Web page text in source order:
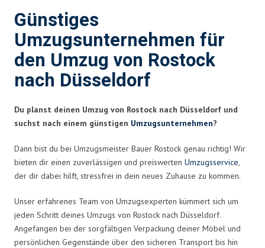
Günstiges
Umzugsunternehmen für
den Umzug von Rostock
nach Düsseldorf
Du planst deinen Umzug von Rostock nach Düsseldorf und
suchst nach einem günstigen Umzugsunternehmen?
Dann bist du bei Umzugsmeister Bauer Rostock genau richtig! Wir
bieten dir einen zuverlässigen und preiswerten Umzugsservice,
der dir dabei hilft, stressfrei in dein neues Zuhause zu kommen.
Unser erfahrenes Team von Umzugsexperten kümmert sich um
jeden Schritt deines Umzugs von Rostock nach Düsseldorf.
Angefangen bei der sorgfältigen Verpackung deiner Möbel und
persönlichen Gegenstände über den sicheren Transport bis hin